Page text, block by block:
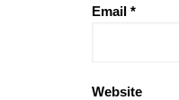
Email *
Website